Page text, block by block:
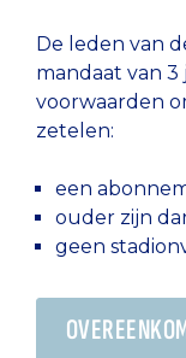
De leden van
mandaat van 3
voorwaarden
zetelen:
een
ouder zijn
geen